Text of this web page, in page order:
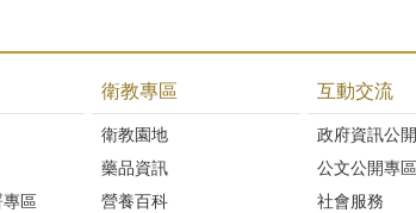
專區
衛教專區
衛教園地
藥品資訊
營養百科
互動交流
政府資訊公開
公文公開專區
社會服務